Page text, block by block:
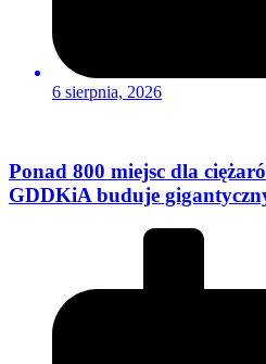
6 sierpnia, 2026
Ponad 800 miejsc dla
GDDKiA buduje